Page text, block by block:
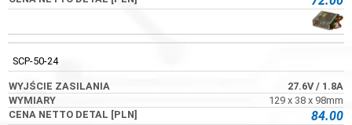
SCP-50-24
27.6V/ 1.8A
129 x 38 x 98mm
84.00